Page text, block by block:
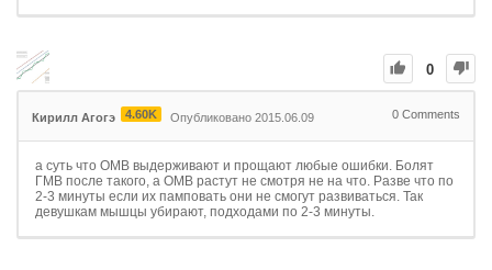
0
Кирилл Агогэ 4.60K Опубликовано 2015.06.09 0 Comments
а суть что ОМВ выдерживают и прощают любые ошибки. Болят
ГМВ после такого, а ОМВ растут не смотря не на что. Разве что по
2-3 минуты если их памповать они не смогут развиваться. Так
девушкам мышцы убирают, подходами по 2-3 минуты.